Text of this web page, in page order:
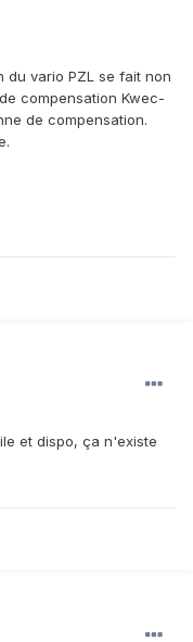
du vario PZL se fait non
compensation Kwec-
de compensation.
et dispo, ça n'existe